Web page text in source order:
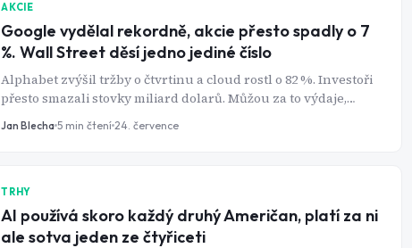
AKCIE
Google vydělal rekordně, akcie přesto spadly o 7
%. Wall Street děsí jedno jediné číslo
Alphabet zvýšil tržby o čtvrtinu a cloud rostl o 82 %. Investoři
přesto smazali stovky miliard dolarů. Můžou za to výdaje,
které začínají připomínat závody ve zbrojení.
Jan Blecha 5 min čtení 24. července
TRHY
AI používá skoro každý druhý Američan, platí za ni
ale sotva jeden ze čtyřiceti